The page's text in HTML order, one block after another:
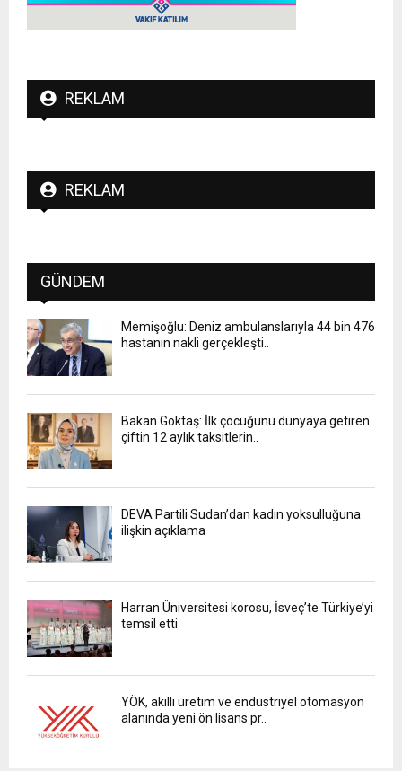
REKLAM
REKLAM
GÜNDEM
Memişoğlu: Deniz ambulanslarıyla 44 bin 476
hastanın nakli gerçekleşti..
Bakan Göktaş: İlk çocuğunu dünyaya getiren
çiftin 12 aylık taksitlerin..
DEVA Partili Sudan’dan kadın yoksulluğuna
ilişkin açıklama
Harran Üniversitesi korosu, İsveç’te Türkiye’yi
temsil etti
YÖK, akıllı üretim ve endüstriyel otomasyon
alanında yeni ön lisans pr..